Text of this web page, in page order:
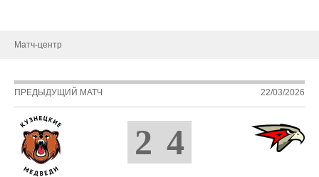
Матч-центр
ПРЕДЫДУЩИЙ МАТЧ 22/03/2026
2 4